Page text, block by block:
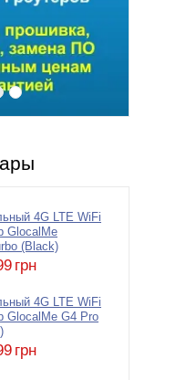
4G LTE WiFi
GlocalMe
(Black)
грн
4G LTE WiFi
GlocalMe G4 Pro
грн